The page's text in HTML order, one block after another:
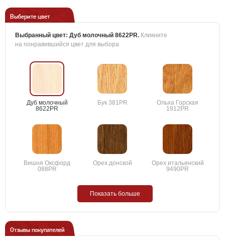
Выберите цвет
Выбранный цвет: Дуб молочный 8622PR. Кликните
на понравившийся цвет для выбора
Дуб молочный
8622PR
Бук 381PR
Ольха Горская
1912PR
Вишня Оксфорд
088PR
Орех донской
Орех итальянский
9490PR
Показать больше
Отзывы покупателей